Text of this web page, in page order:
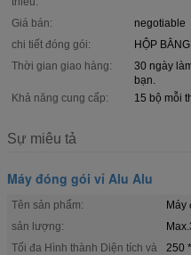
Giá bán:
negotiable
chi tiết đóng gói:
HỘP
Thời gian giao hàng:
30 ngày
bạn.
Khả năng cung cấp:
15 bộ mỗi
Sự miêu tả
Máy đóng gói vỉ Alu Alu
Tên sản phẩm:
Máy
sản lượng:
Tối đa Hình thành Diện tích và
250